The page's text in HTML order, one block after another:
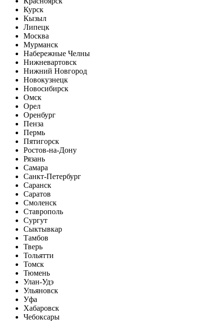
Курск
Кызыл
Липецк
Москва
Мурманск
Набережные Челны
Нижневартовск
Нижний Новгород
Новокузнецк
Новосибирск
Омск
Орел
Оренбург
Пенза
Пермь
Пятигорск
Ростов-на-Дону
Рязань
Самара
Санкт-Петербург
Саранск
Саратов
Смоленск
Ставрополь
Сургут
Сыктывкар
Тамбов
Тверь
Тольятти
Томск
Тюмень
Улан-Удэ
Ульяновск
Уфа
Хабаровск
Чебоксары